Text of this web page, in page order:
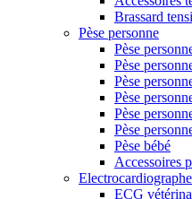
Brassard
Pèse personne
Pèse
Pèse
Pèse
Pèse
Pèse
Pèse
Pèse bébé
Accessoires
ECG